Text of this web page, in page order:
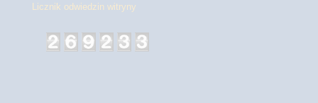
Licznik odwiedzin witryny